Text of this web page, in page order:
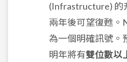
(Infrastructure) 的
兩年後可望復甦。
為一個明確訊號。
明年將有雙位數以